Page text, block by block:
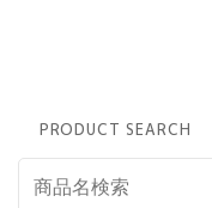
PRODUCT SEARCH